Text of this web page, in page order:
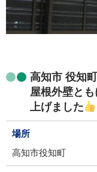
高知市 役知
屋根外壁と
上げました
場所
高知市役知町